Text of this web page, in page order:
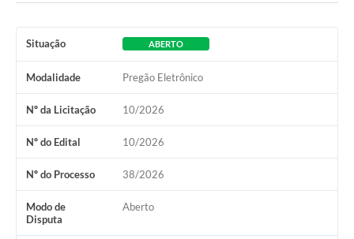
Situação ABERTO
Modalidade Pregão Eletrônico
Nº da Licitação 10/2026
Nº do Edital 10/2026
Nº do Processo 38/2026
Modo de
Disputa
Aberto